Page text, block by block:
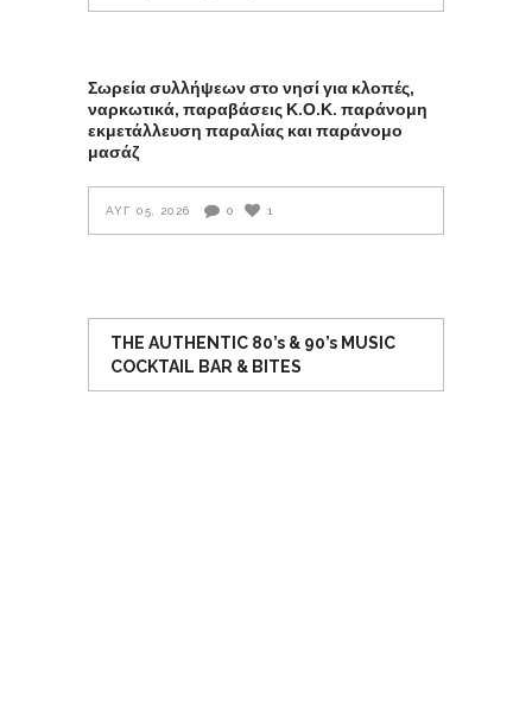
Σωρεία συλλήψεων στο νησί για κλοπές,
ναρκωτικά, παραβάσεις Κ.Ο.Κ. παράνομη
εκμετάλλευση παραλίας και παράνομο
μασάζ
ΑΥΓ 05, 2026 0 1
THE AUTHENTIC 80’s & 90’s MUSIC
COCKTAIL BAR & BITES